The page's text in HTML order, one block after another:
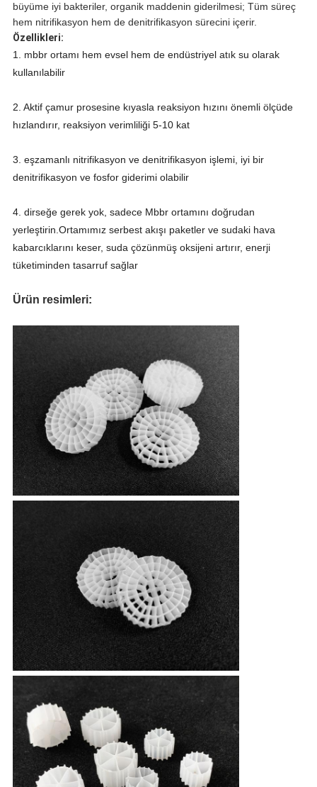
büyüme iyi bakteriler, organik maddenin giderilmesi; Tüm süreç
hem nitrifikasyon hem de denitrifikasyon sürecini içerir.
Özellikleri:
1. mbbr ortamı hem evsel hem de endüstriyel atık su olarak
kullanılabilir
2. Aktif çamur prosesine kıyasla reaksiyon hızını önemli ölçüde
hızlandırır, reaksiyon verimliliği 5-10 kat
3. eşzamanlı nitrifikasyon ve denitrifikasyon işlemi, iyi bir
denitrifikasyon ve fosfor giderimi olabilir
4. dirseğe gerek yok, sadece Mbbr ortamını doğrudan
yerleştirin.Ortamımız serbest akışı paketler ve sudaki hava
kabarcıklarını keser, suda çözünmüş oksijeni artırır, enerji
tüketiminden tasarruf sağlar
Ürün resimleri: